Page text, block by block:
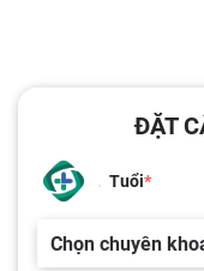
ĐẶT
Tuổi
Chọn chuyên